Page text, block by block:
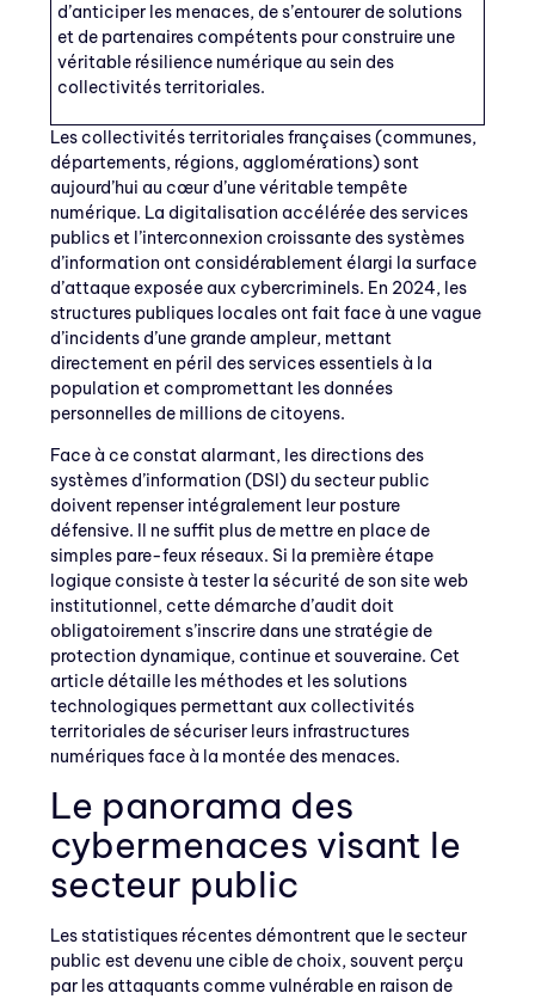
d’anticiper les menaces, de s’entourer de solutions
et de partenaires compétents pour construire une
véritable résilience numérique au sein des
collectivités territoriales.
Les collectivités territoriales françaises (communes,
départements, régions, agglomérations) sont
aujourd’hui au cœur d’une véritable tempête
numérique. La digitalisation accélérée des services
publics et l’interconnexion croissante des systèmes
d’information ont considérablement élargi la surface
d’attaque exposée aux cybercriminels. En 2024, les
structures publiques locales ont fait face à une vague
d’incidents d’une grande ampleur, mettant
directement en péril des services essentiels à la
population et compromettant les données
personnelles de millions de citoyens.
Face à ce constat alarmant, les directions des
systèmes d’information (DSI) du secteur public
doivent repenser intégralement leur posture
défensive. Il ne suffit plus de mettre en place de
simples pare-feux réseaux. Si la première étape
logique consiste à tester la sécurité de son site web
institutionnel, cette démarche d’audit doit
obligatoirement s’inscrire dans une stratégie de
protection dynamique, continue et souveraine. Cet
article détaille les méthodes et les solutions
technologiques permettant aux collectivités
territoriales de sécuriser leurs infrastructures
numériques face à la montée des menaces.
Le panorama des
cybermenaces visant le
secteur public
Les statistiques récentes démontrent que le secteur
public est devenu une cible de choix, souvent perçu
par les attaquants comme vulnérable en raison de